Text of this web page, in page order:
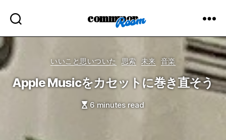
commmon
Categories
いいこと思いついた 思索 未来 音楽
Apple Musicをカセットに巻き直そう
6 minutes read